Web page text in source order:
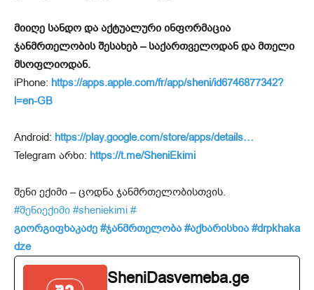
მიიღე სანდო და აქტუალური ინფორმაცია
ჯანმრთელობის შესახებ – საქართველოდან და მთელი
მსოფლიოდან.
iPhone: https://apps.apple.com/fr/app/sheni/id6746877342?
l=en-GB
Android: https://play.google.com/store/apps/details…
Telegram არხი: https://t.me/SheniEkimi
შენი ექიმი – ცოდნა ჯანმრთელობისთვის.
#შენიექიმი #sheniekimi #
გიორგიფხაკაძე #ჯანმრთელობა #აქხარისხია #drpkhaka
dze
SheniDasvemeba.ge